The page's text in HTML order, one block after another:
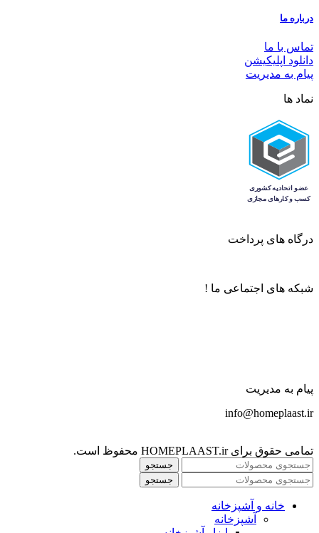
درباره ما
تماس با ما
دانلود اپلیکیشن
پیام به مدیریت
نماد ها
درگاه های پرداخت
شبکه های اجتماعی ما !
پیام به مدیریت
info@homeplaast.ir
تمامی حقوق برای HOMEPLAAST.ir محفوظ است.
جستجو
جستجو
خانه و آشپزخانه
آشپزخانه